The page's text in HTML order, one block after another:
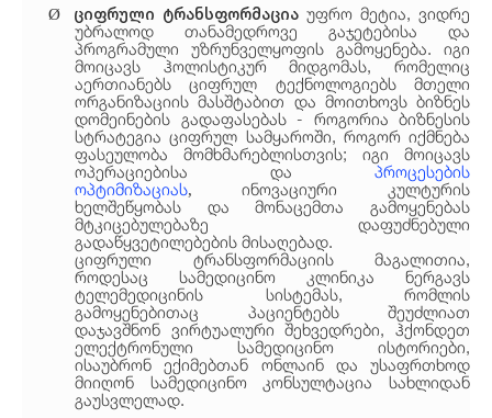
Ø ციფრული ტრანსფორმაცია უფრო მეტია, ვიდრე
უბრალოდ თანამედროვე გაჯეტებისა და
პროგრამული უზრუნველყოფის გამოყენება. იგი
მოიცავს ჰოლისტიკურ მიდგომას, რომელიც
აერთიანებს ციფრულ ტექნოლოგიებს მთელი
ორგანიზაციის მასშტაბით და მოითხოვს ბიზნეს
დომეინების გადაფასებას - როგორია ბიზნესის
სტრატეგია ციფრულ სამყაროში, როგორ იქმნება
ფასეულობა მომხმარებლისთვის; იგი მოიცავს
ოპერაციებისა და პროცესების
ოპტიმიზაციას,
ინოვაციური კულტურის
ხელშეწყობას და მონაცემთა გამოყენებას
მტკიცებულებაზე დაფუძნებული
გადაწყვეტილებების მისაღებად.
ციფრული ტრანსფორმაციის მაგალითია,
როდესაც სამედიცინო კლინიკა ნერგავს
ტელემედიცინის სისტემას, რომლის
გამოყენებითაც პაციენტებს შეუძლიათ
დაჯავშნონ ვირტუალური შეხვედრები, ჰქონდეთ
ელექტრონული სამედიცინო ისტორიები,
ისაუბრონ ექიმებთან ონლაინ და უსაფრთხოდ
მიიღონ სამედიცინო კონსულტაცია სახლიდან
გაუსვლელად.